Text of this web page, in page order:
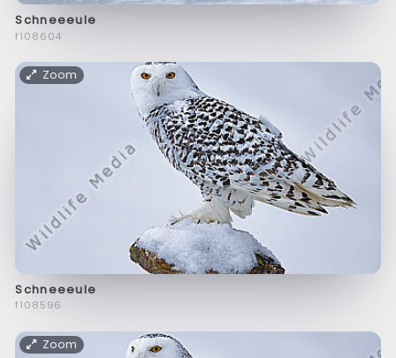
Schneeeule
f108604
Zoom
Schneeeule
f108596
Zoom